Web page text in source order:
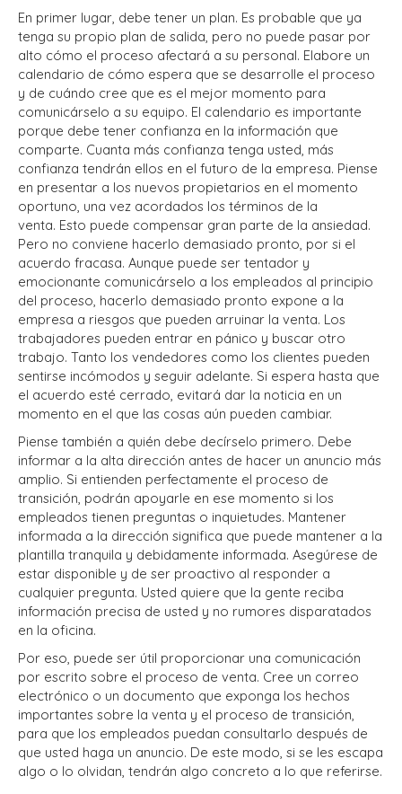
En primer lugar, debe tener un plan. Es probable que ya
tenga su propio plan de salida, pero no puede pasar por
alto cómo el proceso afectará a su personal. Elabore un
calendario de cómo espera que se desarrolle el proceso
y de cuándo cree que es el mejor momento para
comunicárselo a su equipo. El calendario es importante
porque debe tener confianza en la información que
comparte. Cuanta más confianza tenga usted, más
confianza tendrán ellos en el futuro de la empresa. Piense
en presentar a los nuevos propietarios en el momento
oportuno, una vez acordados los términos de la
venta. Esto puede compensar gran parte de la ansiedad.
Pero no conviene hacerlo demasiado pronto, por si el
acuerdo fracasa. Aunque puede ser tentador y
emocionante comunicárselo a los empleados al principio
del proceso, hacerlo demasiado pronto expone a la
empresa a riesgos que pueden arruinar la venta. Los
trabajadores pueden entrar en pánico y buscar otro
trabajo. Tanto los vendedores como los clientes pueden
sentirse incómodos y seguir adelante. Si espera hasta que
el acuerdo esté cerrado, evitará dar la noticia en un
momento en el que las cosas aún pueden cambiar.
Piense también a quién debe decírselo primero. Debe
informar a la alta dirección antes de hacer un anuncio más
amplio. Si entienden perfectamente el proceso de
transición, podrán apoyarle en ese momento si los
empleados tienen preguntas o inquietudes. Mantener
informada a la dirección significa que puede mantener a la
plantilla tranquila y debidamente informada. Asegúrese de
estar disponible y de ser proactivo al responder a
cualquier pregunta. Usted quiere que la gente reciba
información precisa de usted y no rumores disparatados
en la oficina.
Por eso, puede ser útil proporcionar una comunicación
por escrito sobre el proceso de venta. Cree un correo
electrónico o un documento que exponga los hechos
importantes sobre la venta y el proceso de transición,
para que los empleados puedan consultarlo después de
que usted haga un anuncio. De este modo, si se les escapa
algo o lo olvidan, tendrán algo concreto a lo que referirse.